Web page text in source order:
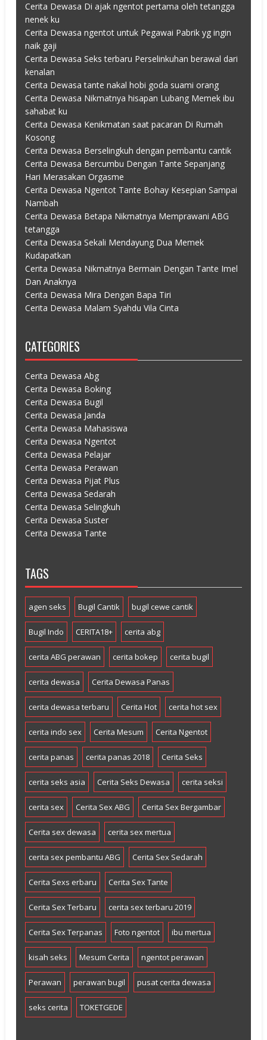
Cerita Dewasa Di ajak ngentot pertama oleh tetangga
nenek ku
Cerita Dewasa ngentot untuk Pegawai Pabrik yg ingin
naik gaji
Cerita Dewasa Seks terbaru Perselinkuhan berawal dari
kenalan
Cerita Dewasa tante nakal hobi goda suami orang
Cerita Dewasa Nikmatnya hisapan Lubang Memek ibu
sahabat ku
Cerita Dewasa Kenikmatan saat pacaran Di Rumah
Kosong
Cerita Dewasa Berselingkuh dengan pembantu cantik
Cerita Dewasa Bercumbu Dengan Tante Sepanjang
Hari Merasakan Orgasme
Cerita Dewasa Ngentot Tante Bohay Kesepian Sampai
Nambah
Cerita Dewasa Betapa Nikmatnya Memprawani ABG
tetangga
Cerita Dewasa Sekali Mendayung Dua Memek
Kudapatkan
Cerita Dewasa Nikmatnya Bermain Dengan Tante Imel
Dan Anaknya
Cerita Dewasa Mira Dengan Bapa Tiri
Cerita Dewasa Malam Syahdu Vila Cinta
CATEGORIES
Cerita Dewasa Abg
Cerita Dewasa Boking
Cerita Dewasa Bugil
Cerita Dewasa Janda
Cerita Dewasa Mahasiswa
Cerita Dewasa Ngentot
Cerita Dewasa Pelajar
Cerita Dewasa Perawan
Cerita Dewasa Pijat Plus
Cerita Dewasa Sedarah
Cerita Dewasa Selingkuh
Cerita Dewasa Suster
Cerita Dewasa Tante
TAGS
agen seks Bugil Cantik bugil cewe cantik
Bugil Indo CERITA18+ cerita abg
cerita ABG perawan cerita bokep cerita bugil
cerita dewasa Cerita Dewasa Panas
cerita dewasa terbaru Cerita Hot cerita hot sex
cerita indo sex Cerita Mesum Cerita Ngentot
cerita panas cerita panas 2018 Cerita Seks
cerita seks asia Cerita Seks Dewasa cerita seksi
cerita sex Cerita Sex ABG Cerita Sex Bergambar
Cerita sex dewasa cerita sex mertua
cerita sex pembantu ABG Cerita Sex Sedarah
Cerita Sexs erbaru Cerita Sex Tante
Cerita Sex Terbaru cerita sex terbaru 2019
Cerita Sex Terpanas Foto ngentot ibu mertua
kisah seks Mesum Cerita ngentot perawan
Perawan perawan bugil pusat cerita dewasa
seks cerita TOKETGEDE